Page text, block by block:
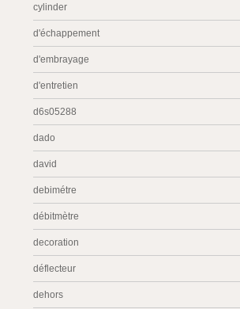
cylinder
d'échappement
d'embrayage
d'entretien
d6s05288
dado
david
debimétre
débitmètre
decoration
déflecteur
dehors